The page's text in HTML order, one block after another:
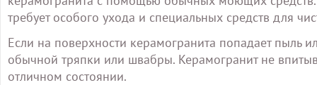
требует особого ухода и специальных средств для
Если на поверхности керамогранита попадает пыль
обычной тряпки или швабры. Керамогранит не
отличном состоянии.